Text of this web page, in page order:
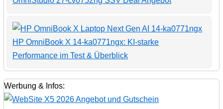
HP OmniBook X 14-ka0771ngx: KI-starke
Performance im Test & Überblick
Werbung & Infos: